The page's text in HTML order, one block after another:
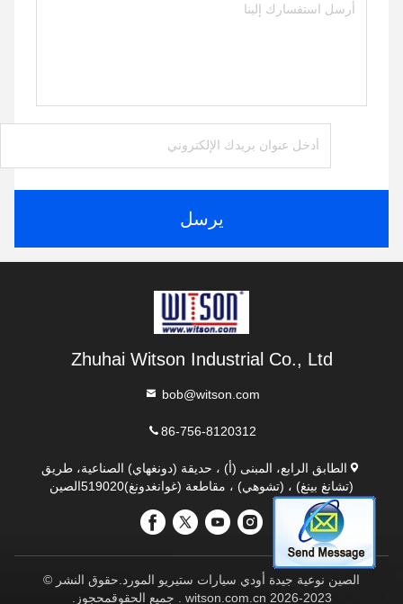
يرسل
Zhuhai Witson Industrial Co., Ltd
bob@witson.com
86-756-8120312
الطابق الرابع، المبنى (أ) ، حديقة (دونغهاي) الصناعية، طريق
(تشانغ بينغ) ، (تشوهي) ، مقاطعة (غوانغدونغ)519020الصين
الصين نوعية جيدة أودي سيارات ستيريو المورد.حقوق النشر ©
2023-2026 witson.com.cn . جميع الحقوقمحجوز.